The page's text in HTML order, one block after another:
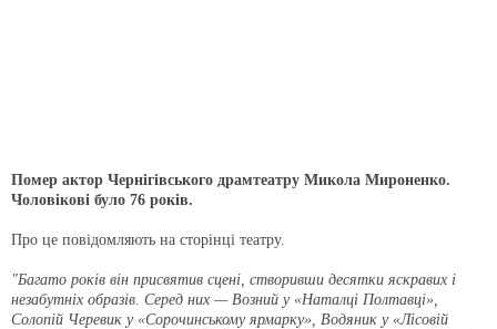
Помер актор Чернігівського драмтеатру Микола Мироненко.
Чоловікові було 76 років.
Про це повідомляють на сторінці театру.
"Багато років він присвятив сцені, створивши десятки яскравих і
незабутніх образів. Серед них — Возний у «Наталці Полтавці»,
Солопій Черевик у «Сорочинському ярмарку», Водяник у «Лісовій